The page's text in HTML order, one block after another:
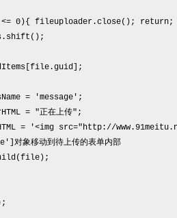
fileuploader.close(); return; } //
= 'message';
= "正在上传";
= '<img src="http://
移动到待上传的表单内部